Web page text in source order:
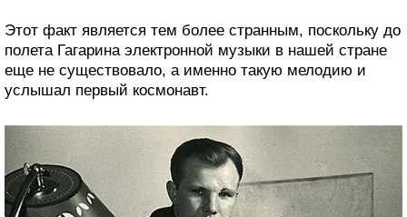
Этот факт является тем более странным, поскольку до
полета Гагарина электронной музыки в нашей стране
еще не существовало, а именно такую мелодию и
услышал первый космонавт.